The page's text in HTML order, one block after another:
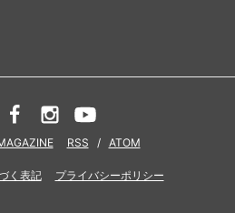
RSS / ATOM
く表記 プライバシーポリシー